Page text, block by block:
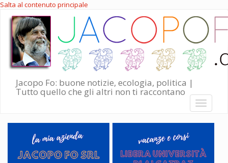
Salta al contenuto principale
Jacopo Fo: buone notizie, ecologia, politica |
Tutto quello che gli altri non ti raccontano
Toggle